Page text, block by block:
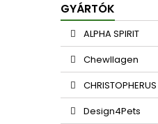
GYÁRTÓK
ALPHA SPIRIT
Chewllagen
CHRISTOPHERUS
Design4Pets